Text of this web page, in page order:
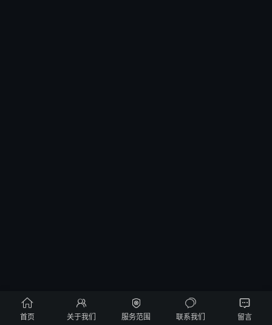

首页

关于我们

服务范围

联系我们

留言